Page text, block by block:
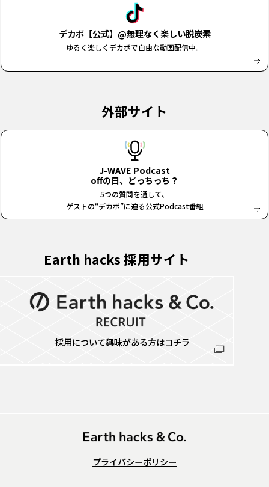
デカボ【公式】@無理なく楽しい脱炭素
ゆるく楽しくデカボで自由な動画配信中。
外部サイト
J-WAVE Podcast
offの日、どっちっち？
5つの質問を通して、
ゲストの“デカボ”に迫る公式Podcast番組
Earth hacks 採用サイト
採用について興味がある方はコチラ
プライバシーポリシー